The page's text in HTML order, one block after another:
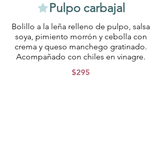
Pulpo carbajal
Bolillo a la leña relleno de pulpo, salsa
soya, pimiento morrón y cebolla con
crema y queso manchego gratinado.
Acompañado con chiles en vinagre.
$295